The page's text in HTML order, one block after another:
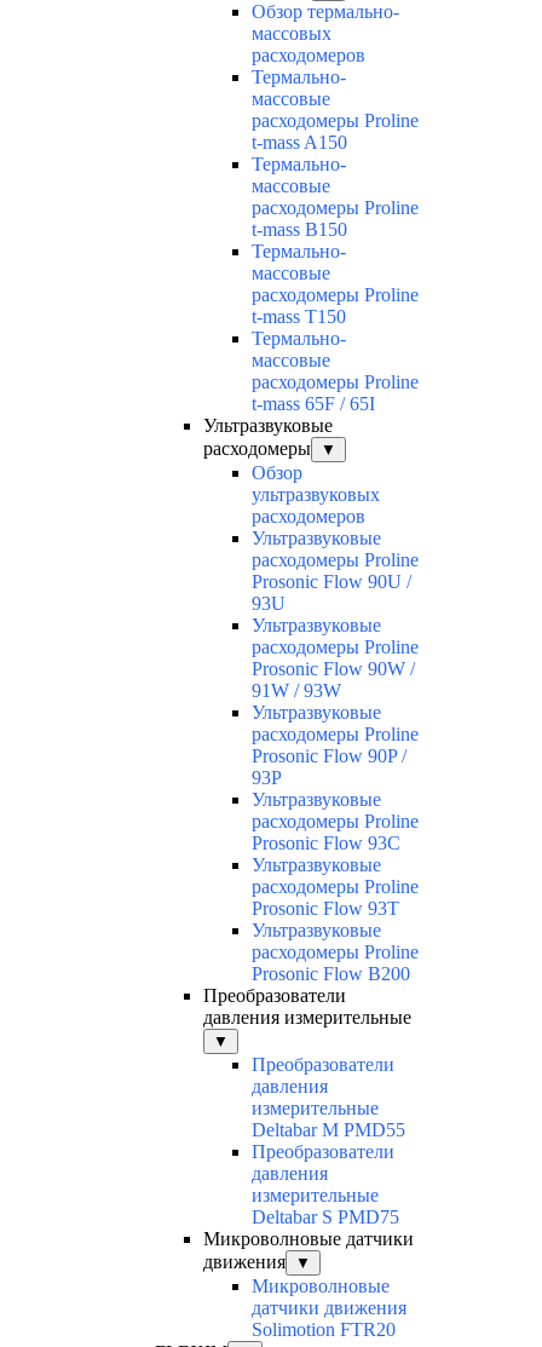
Обзор термально-
массовых
расходомеров
Термально-
массовые
расходомеры Proline
t-mass A150
Термально-
массовые
расходомеры Proline
t-mass B150
Термально-
массовые
расходомеры Proline
t-mass T150
Термально-
массовые
расходомеры Proline
t-mass 65F / 65I
Ультразвуковые
расходомеры
▼
Обзор
ультразвуковых
расходомеров
Ультразвуковые
расходомеры Proline
Prosonic Flow 90U /
93U
Ультразвуковые
расходомеры Proline
Prosonic Flow 90W /
91W / 93W
Ультразвуковые
расходомеры Proline
Prosonic Flow 90P /
93P
Ультразвуковые
расходомеры Proline
Prosonic Flow 93C
Ультразвуковые
расходомеры Proline
Prosonic Flow 93T
Ультразвуковые
расходомеры Proline
Prosonic Flow B200
Преобразователи
давления измерительные
▼
Преобразователи
давления
измерительные
Deltabar M PMD55
Преобразователи
давления
измерительные
Deltabar S PMD75
Микроволновые датчики
движения
▼
Микроволновые
датчики движения
Solimotion FTR20